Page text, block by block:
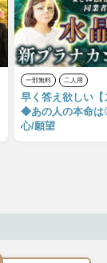
一部無料 二人用
早く答え欲しい【
◆あの人の本命は
心/願望